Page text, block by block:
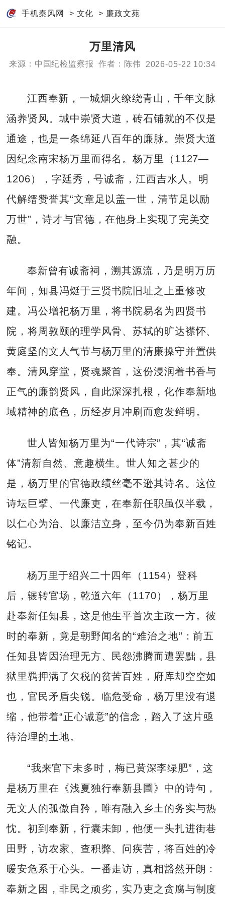
手机秦风网 > 文化 > 廉政文苑
万里清风
来源：中国纪检监察报 作者：陈伟 2026-05-22 10:34
江西奉新，一城烟火缭绕青山，千年文脉
涵养贤风。城中崇贤大道，砖石铺就的不仅是
通途，也是一条绵延八百年的廉脉。崇贤大道
因纪念南宋杨万里而得名。杨万里（1127—
1206），字廷秀，号诚斋，江西吉水人。明
代解缙赞誉其“文章足以盖一世，清节足以励
万世”，诗才与官德，在他身上实现了完美交
融。
奉新曾有诚斋祠，溯其源流，乃是明万历
年间，知县冯烶于三贤书院旧址之上重修改
建。冯公增祀杨万里，将书院易名为四贤书
院，将周敦颐的理学风骨、苏轼的旷达襟怀、
黄庭坚的文人气节与杨万里的清廉操守并置供
奉。清风穿堂，贤魂聚首，这份浸润着书香与
正气的廉韵贤风，自此深深扎根，化作奉新地
域精神的底色，历经岁月冲刷而愈发鲜明。
世人皆知杨万里为“一代诗宗”，其“诚斋
体”清新自然、意趣横生。世人知之甚少的
是，杨万里的官德政绩丝毫不逊其诗名。这位
诗坛巨擘、一代廉吏，在奉新任职虽仅半载，
以仁心为治、以廉洁立身，至今仍为奉新百姓
铭记。
杨万里于绍兴二十四年（1154）登科
后，辗转官场，乾道六年（1170），杨万里
赴奉新任知县，这是他生平首次主政一方。彼
时的奉新，竟是朝野闻名的“难治之地”：前五
任知县皆因治理无方、民怨沸腾而遭罢黜，县
狱里羁押满了欠税的贫苦百姓，府库却空空如
也，官民矛盾尖锐。临危受命，杨万里没有退
缩，他带着“正心诚意”的信念，踏入了这片亟
待治理的土地。
“我来官下未多时，梅已黄深李绿肥”，这
是杨万里在《浅夏独行奉新县圃》中的诗句，
无文人的孤傲自矜，唯有融入乡土的务实与热
忱。初到奉新，行囊未卸，他便一头扎进街巷
田野，访农家、查积弊、问疾苦，将百姓的冷
暖安危系于心头。一番走访，真相豁然开朗：
奉新之困，非民之顽劣，实乃吏之贪腐与制度